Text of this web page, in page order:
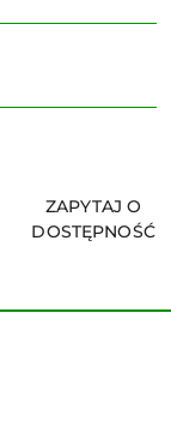
ZAPYTAJ O
DOSTĘPNOŚĆ